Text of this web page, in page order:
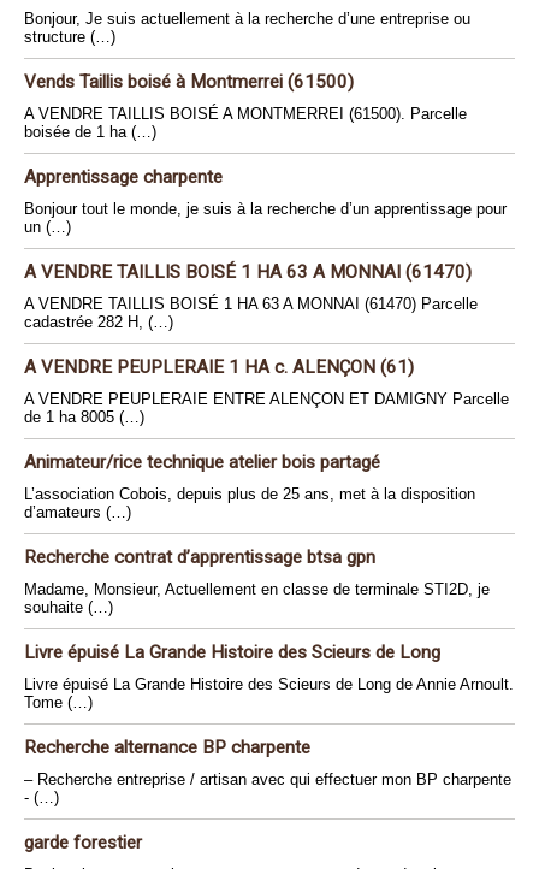
Bonjour, Je suis actuellement à la recherche d’une entreprise ou
structure (…)
Vends Taillis boisé à Montmerrei (61500)
A VENDRE TAILLIS BOISÉ A MONTMERREI (61500). Parcelle
boisée de 1 ha (…)
Apprentissage charpente
Bonjour tout le monde, je suis à la recherche d’un apprentissage pour
un (…)
A VENDRE TAILLIS BOISÉ 1 HA 63 A MONNAI (61470)
A VENDRE TAILLIS BOISÉ 1 HA 63 A MONNAI (61470) Parcelle
cadastrée 282 H, (…)
A VENDRE PEUPLERAIE 1 HA c. ALENÇON (61)
A VENDRE PEUPLERAIE ENTRE ALENÇON ET DAMIGNY Parcelle
de 1 ha 8005 (…)
Animateur/rice technique atelier bois partagé
L’association Cobois, depuis plus de 25 ans, met à la disposition
d’amateurs (…)
Recherche contrat d’apprentissage btsa gpn
Madame, Monsieur, Actuellement en classe de terminale STI2D, je
souhaite (…)
Livre épuisé La Grande Histoire des Scieurs de Long
Livre épuisé La Grande Histoire des Scieurs de Long de Annie Arnoult.
Tome (…)
Recherche alternance BP charpente
– Recherche entreprise / artisan avec qui effectuer mon BP charpente
- (…)
garde forestier